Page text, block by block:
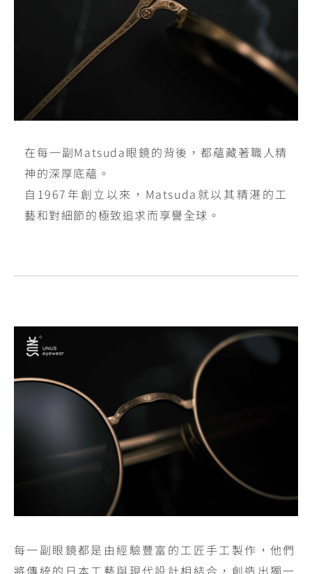
在每一副Matsuda眼鏡的背後，都蘊藏著職人精
神的深厚底蘊。
自1967年創立以來，Matsuda就以其精湛的工
藝和對細節的極致追求而享譽全球。
每一副眼鏡都是由經驗豐富的工匠手工製作，他們